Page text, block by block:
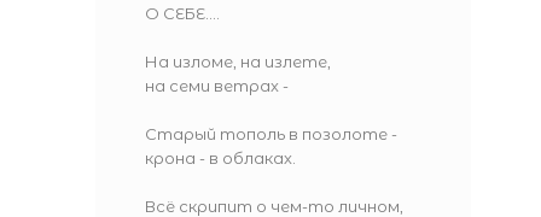
О СЕБЕ....
На изломе, на излете,
на семи ветрах -
Старый тополь в позолоте -
крона - в облаках.
Всё скрипит о чем-то личном,